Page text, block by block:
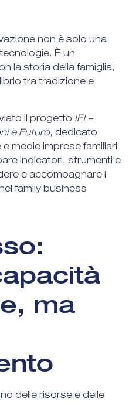
non è solo una
È un
la storia della famiglia,
tratradizione e
il progetto IF! –
e Futuro, dedicato
medie imprese familiari
indicatori, strumenti e
e accompagnare i
family business
ma
delle risorse e delle